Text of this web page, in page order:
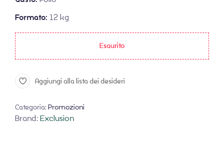
Formato: 12 kg
Esaurito
Aggiungi alla lista dei desideri
Categoria: Promozioni
Brand:Exclusion